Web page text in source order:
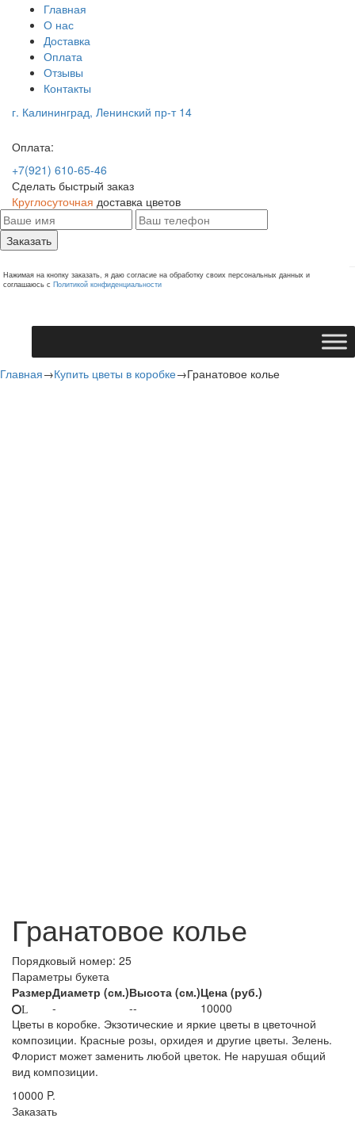
Главная
О нас
Доставка
Оплата
Отзывы
Контакты
г. Калининград, Ленинский пр-т 14
Оплата:
+7(921) 610-65-46
Сделать быстрый заказ
Круглосуточная доставка цветов
Заказать
Нажимая на кнопку заказать, я даю согласие на обработку своих персональных данных и
соглашаюсь с Политикой конфиденциальности
Главная→Купить цветы в коробке→Гранатовое колье
Гранатовое колье
Порядковый номер: 25
Параметры букета
РазмерДиаметр (см.)Высота (см.)Цена (руб.)
L - --
10000
Цветы в коробке. Экзотические и яркие цветы в цветочной
композиции. Красные розы, орхидея и другие цветы. Зелень.
Флорист может заменить любой цветок. Не нарушая общий
вид композиции.
10000 P.
Заказать